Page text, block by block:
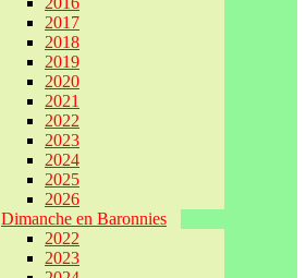
2017
2018
2019
2020
2021
2022
2023
2024
2025
2026
Dimanche en Baronnies
2022
2023